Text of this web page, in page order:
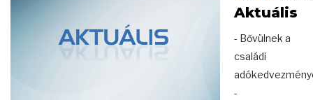
Aktuális
- Bővülnek a
családi
-